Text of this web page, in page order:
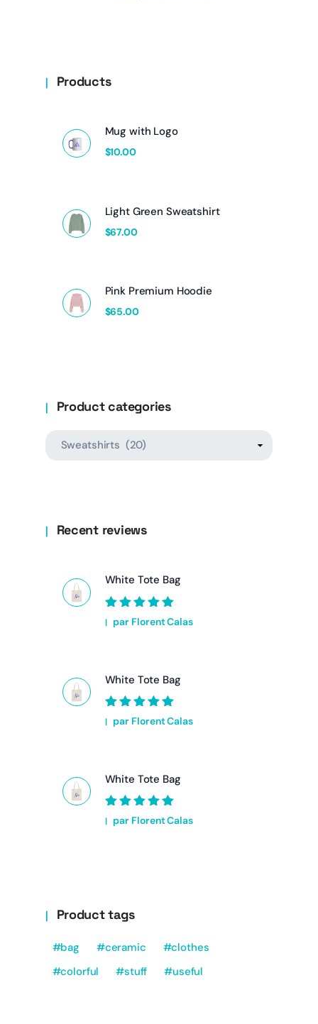
Products
Mug with Logo
$10.00
Light Green Sweatshirt
$67.00
Pink Premium Hoodie
$65.00
Product categories
Recent reviews
White Tote Bag
Note 5sur 5
par Florent Calas
White Tote Bag
Note 5sur 5
par Florent Calas
White Tote Bag
Note 5sur 5
par Florent Calas
Product tags
bag ceramic
clothes
colorful
stuff useful